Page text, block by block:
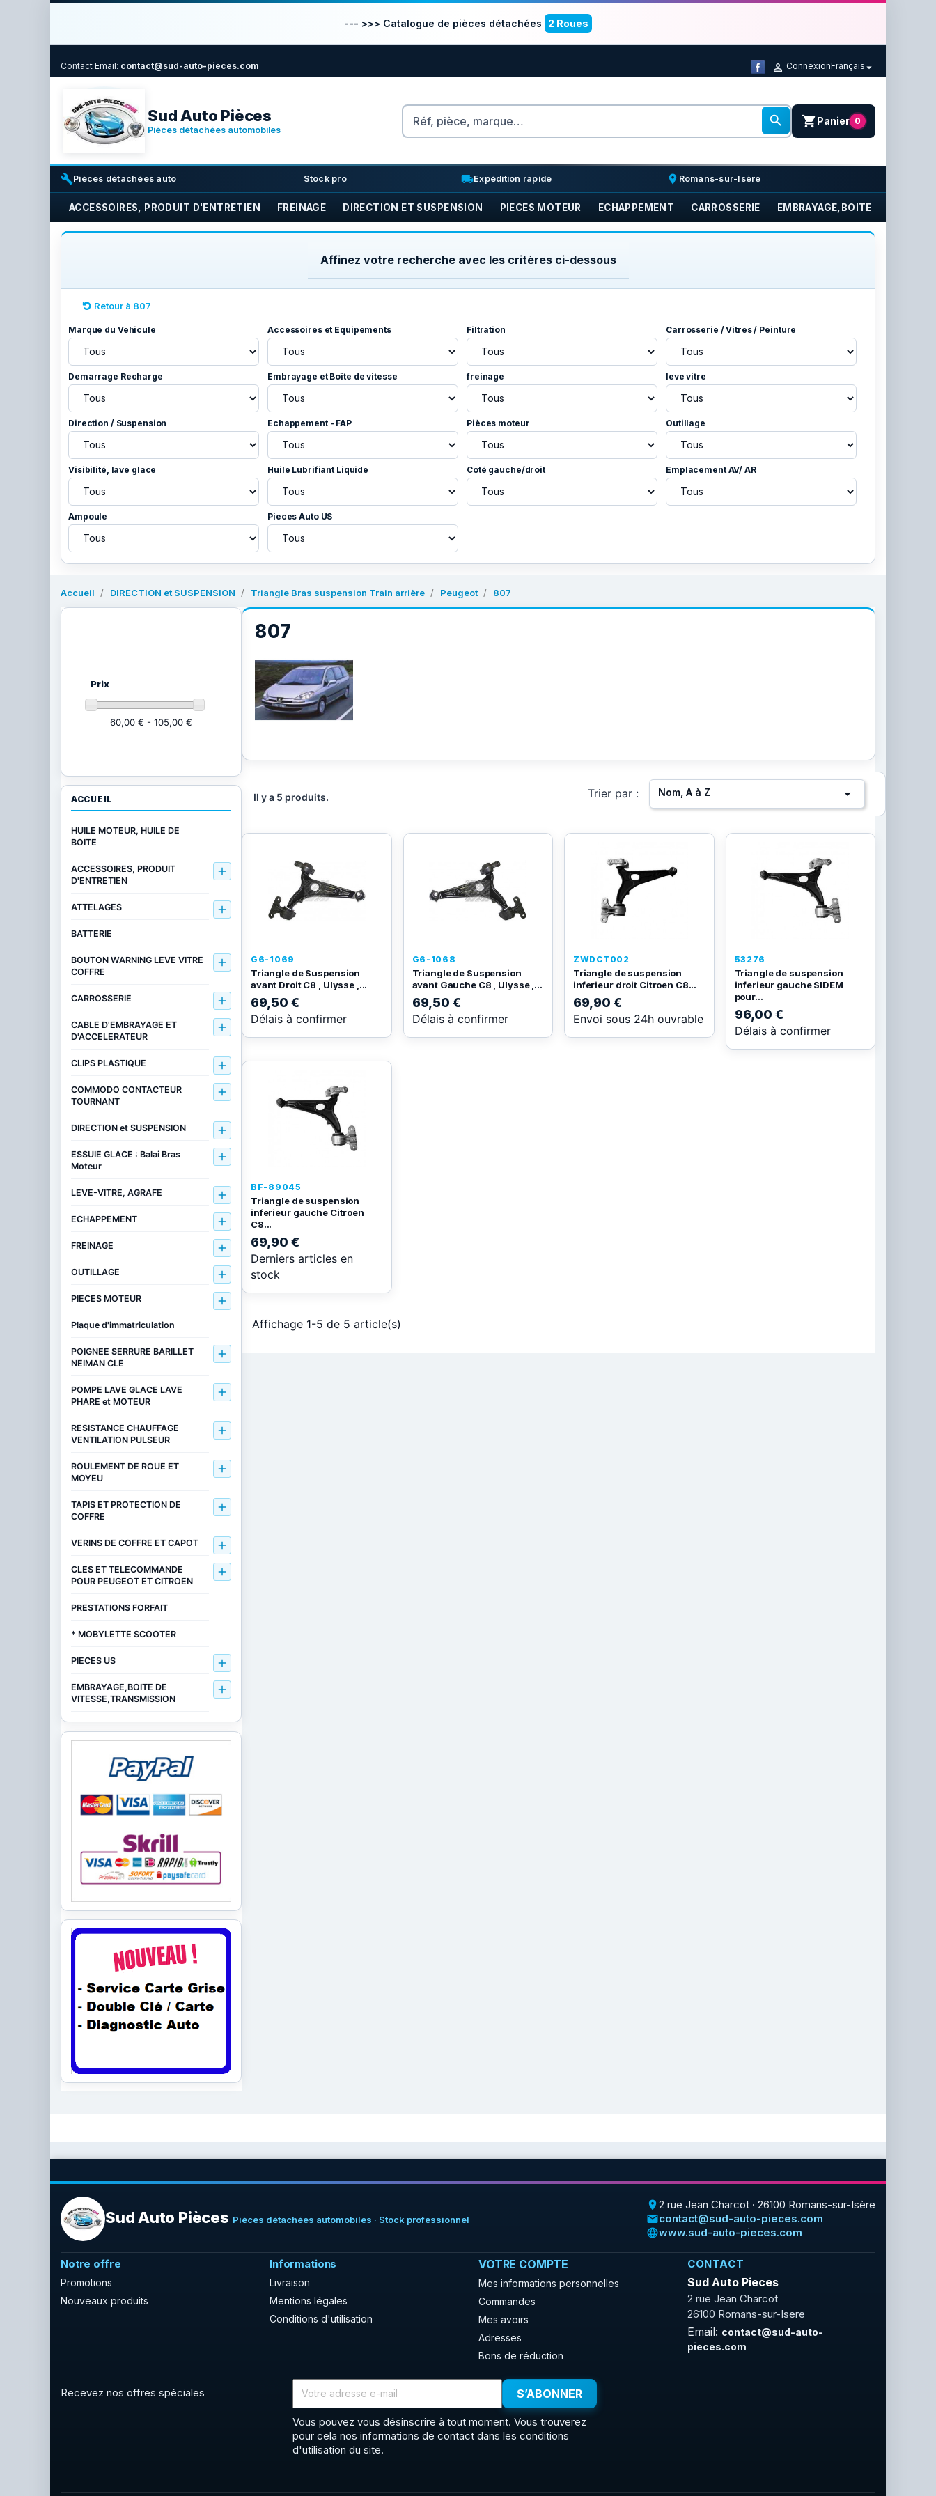
--- >>> Catalogue de pièces détachées 2 Roues
Contact Email: contact@sud-auto-pieces.com  ConnexionFrançais
Sud Auto Pièces
Pièces détachées automobiles
Rechercher
 shopping_cartPanier 0
buildPièces détachées auto inventory_2
Stock pro local_shippingExpédition rapide place Romans-sur-Isère
ACCESSOIRES, PRODUIT D'ENTRETIEN FREINAGE DIRECTION ET SUSPENSION PIECES MOTEUR ECHAPPEMENT CARROSSERIE EMBRAYAGE,BOITE DE
Affinez votre recherche avec les critères ci-dessous
Retour à 807
Marque du Vehicule Accessoires et Equipements Filtration Carrosserie / Vitres / Peinture
Demarrage Recharge Embrayage et Boîte de vitesse freinage leve vitre
Direction / Suspension Echappement - FAP Pièces moteur Outillage
Visibilité, lave glace Huile Lubrifiant Liquide Coté gauche/droit Emplacement AV/ AR
Ampoule Pieces Auto US
Accueil DIRECTION et SUSPENSION Triangle Bras suspension Train arrière Peugeot 807
807
Il y a 5 produits. Trier par : Nom, A à Z 
G6-1069
Triangle de Suspension
avant Droit C8 , Ulysse ,...
69,50 €
Délais à confirmer
G6-1068
Triangle de Suspension
avant Gauche C8 , Ulysse ,...
69,50 €
Délais à confirmer
ZWDCT002
Triangle de suspension
inferieur droit Citroen C8...
69,90 €
Envoi sous 24h ouvrable
53276
Triangle de suspension
inferieur gauche SIDEM
pour...
96,00 €
Délais à confirmer
BF-89045
Triangle de suspension
inferieur gauche Citroen
C8...
69,90 €
Derniers articles en
stock
Affichage 1-5 de 5 article(s)
Prix
60,00 € - 105,00 €
ACCUEIL
HUILE MOTEUR, HUILE DE
BOITE
ACCESSOIRES, PRODUIT
D'ENTRETIEN

ATTELAGES 
BATTERIE
BOUTON WARNING LEVE VITRE
COFFRE

CARROSSERIE 
CABLE D'EMBRAYAGE ET
D'ACCELERATEUR

CLIPS PLASTIQUE 
COMMODO CONTACTEUR
TOURNANT

DIRECTION et SUSPENSION 
ESSUIE GLACE : Balai Bras
Moteur

LEVE-VITRE, AGRAFE 
ECHAPPEMENT 
FREINAGE 
OUTILLAGE 
PIECES MOTEUR 
Plaque d'immatriculation
POIGNEE SERRURE BARILLET
NEIMAN CLE

POMPE LAVE GLACE LAVE
PHARE et MOTEUR

RESISTANCE CHAUFFAGE
VENTILATION PULSEUR

ROULEMENT DE ROUE ET
MOYEU

TAPIS ET PROTECTION DE
COFFRE

VERINS DE COFFRE ET CAPOT 
CLES ET TELECOMMANDE
POUR PEUGEOT ET CITROEN

PRESTATIONS FORFAIT
* MOBYLETTE SCOOTER
PIECES US 
EMBRAYAGE,BOITE DE
VITESSE,TRANSMISSION

Sud Auto Pièces Pièces détachées automobiles · Stock professionnel
place2 rue Jean Charcot · 26100 Romans-sur-Isère
emailcontact@sud-auto-pieces.com
languagewww.sud-auto-pieces.com
Notre offre
Promotions
Nouveaux produits
Informations
Livraison
Mentions légales
Conditions d'utilisation
VOTRE COMPTE
Mes informations personnelles
Commandes
Mes avoirs
Adresses
Bons de réduction
CONTACT
Sud Auto Pieces
2 rue Jean Charcot
26100 Romans-sur-Isere
Email: contact@sud-auto-
pieces.com
Recevez nos offres spéciales
Vous pouvez vous désinscrire à tout moment. Vous trouverez
pour cela nos informations de contact dans les conditions
d'utilisation du site.